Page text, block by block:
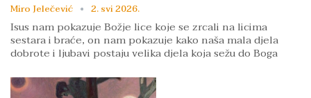
Miro Jelečević 2. svi 2026.
Isus nam pokazuje Božje lice koje se zrcali na licima
sestara i braće, on nam pokazuje kako naša mala djela
dobrote i ljubavi postaju velika djela koja sežu do Boga